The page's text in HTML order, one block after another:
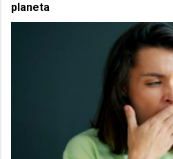
planeta